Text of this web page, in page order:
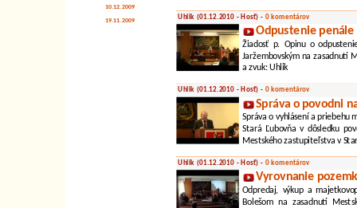
10.12.2009
19.11.2009
Uhlik (01.12.2010 - Hosť) - 0 komentárov
Odpustenie penále
Žiadosť p. Opinu o
Jaržembovským na zasadnutí
a zvuk: Uhlik
Uhlik (01.12.2010 - Hosť) - 0 komentárov
Správa o povodni
Správa o vyhlásení a priebehu
Stará Ľubovňa v dôsledku
Mestského zastupiteľstva v
Uhlik (01.12.2010 - Hosť) - 0 komentárov
Vyrovnanie
Odpredaj, výkup a
Bolešom na zasadnutí